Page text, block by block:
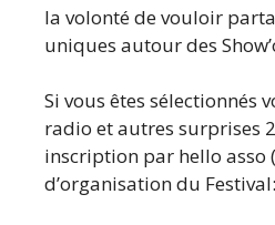
la volonté de vouloir
uniques autour des
Si vous êtes sélectionnés
radio et autres surprises
inscription par hello asso
d’organisation du Festival: